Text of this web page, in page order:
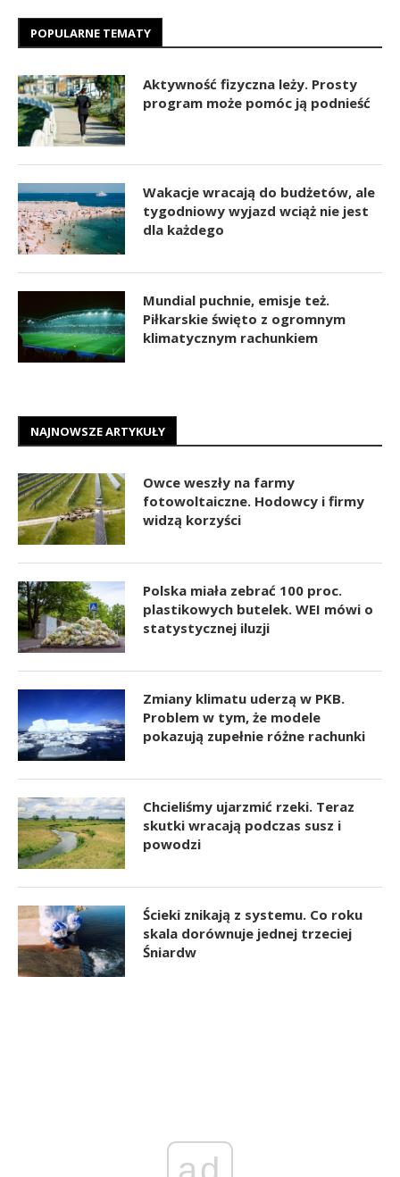
POPULARNE TEMATY
Aktywność fizyczna leży. Prosty
program może pomóc ją podnieść
Wakacje wracają do budżetów, ale
tygodniowy wyjazd wciąż nie jest
dla każdego
Mundial puchnie, emisje też.
Piłkarskie święto z ogromnym
klimatycznym rachunkiem
NAJNOWSZE ARTYKUŁY
Owce weszły na farmy
fotowoltaiczne. Hodowcy i firmy
widzą korzyści
Polska miała zebrać 100 proc.
plastikowych butelek. WEI mówi o
statystycznej iluzji
Zmiany klimatu uderzą w PKB.
Problem w tym, że modele
pokazują zupełnie różne rachunki
Chcieliśmy ujarzmić rzeki. Teraz
skutki wracają podczas susz i
powodzi
Ścieki znikają z systemu. Co roku
skala dorównuje jednej trzeciej
Śniardw